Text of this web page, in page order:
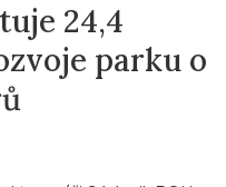
24,4
parku o